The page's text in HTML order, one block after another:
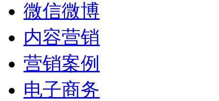
微信微博
内容营销
营销案例
电子商务